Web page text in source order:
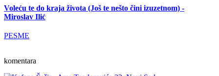
Voleću te do kraja života (Još te nešto čini izuzetnom) -
Miroslav Ilić
PESME
komentara